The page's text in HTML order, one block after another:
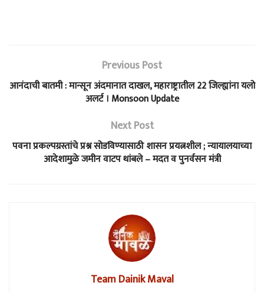
Previous Post
आनंदाची बातमी : मान्सून अंदमानात दाखल, महाराष्ट्रातील 22 जिल्ह्यांना यलो
अलर्ट । Monsoon Update
Next Post
पवना प्रकल्पग्रस्तांचे प्रश्न सोडविण्यासाठी शासन प्रयत्नशील ; न्यायालयाच्या
आदेशामुळे जमीन वाटप थांबले – मदत व पुनर्वसन मंत्री
Team Dainik Maval